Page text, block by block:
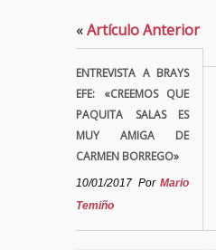
«Artículo Anterior
ENTREVISTA A BRAYS
EFE: «CREEMOS QUE
PAQUITA SALAS ES
MUY AMIGA DE
CARMEN BORREGO»
10/01/2017 Por Mario
Temiño